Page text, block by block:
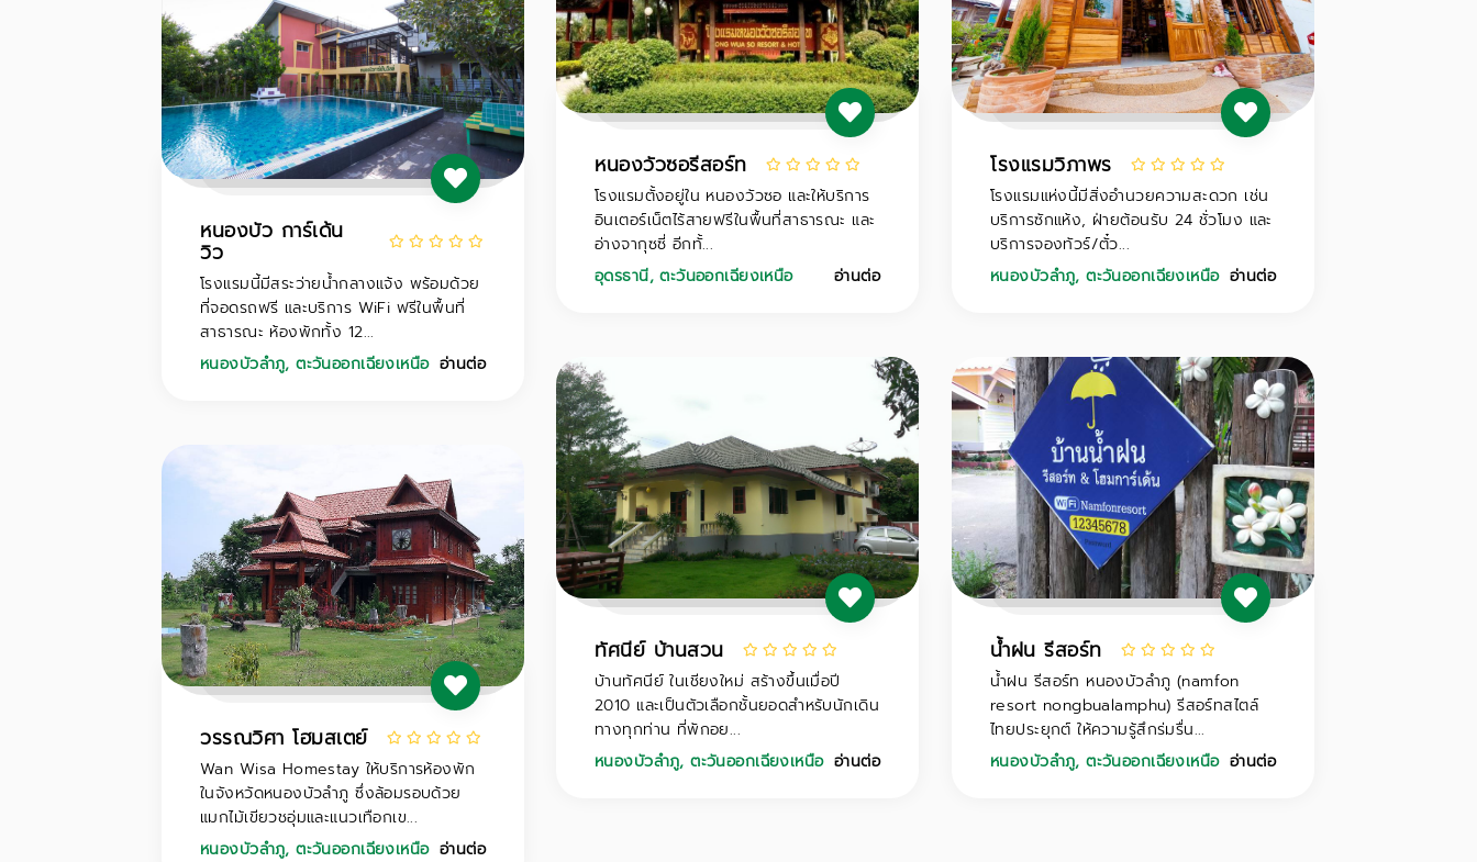
หนองวัวซอรีสอร์ท
โรงแรมตั้งอยู่ใน หนองวัวซอ และให้บริการ
อินเตอร์เน็ตไร้สายฟรีในพื้นที่สาธารณะ และ
อ่างจากุซซี่ อีกทั้...
อุดรธานี,ตะวันออกเฉียงเหนือ อ่านต่อ
โรงแรมวิภาพร
โรงแรมแห่งนี้มีสิ่งอำนวยความสะดวก เช่น
บริการซักแห้ง, ฝ่ายต้อนรับ 24 ชั่วโมง และ
บริการจองทัวร์/ตั๋ว...
หนองบัวลำภู,ตะวันออกเฉียงเหนือ อ่านต่อ
หนองบัว การ์เด้น
วิว
โรงแรมนี้มีสระว่ายน้ำกลางแจ้ง พร้อมด้วย
ที่จอดรถฟรี และบริการ WiFi ฟรีในพื้นที่
สาธารณะ ห้องพักทั้ง 12...
หนองบัวลำภู,ตะวันออกเฉียงเหนือ อ่านต่อ
ทัศนีย์ บ้านสวน
บ้านทัศนีย์ ในเชียงใหม่ สร้างขึ้นเมื่อปี
2010 และเป็นตัวเลือกชั้นยอดสำหรับนักเดิน
ทางทุกท่าน ที่พักอย...
หนองบัวลำภู,ตะวันออกเฉียงเหนือ อ่านต่อ
น้ำฝน รีสอร์ท
น้ำฝน รีสอร์ท หนองบัวลำภู (namfon
resort nongbualamphu) รีสอร์ทสไตล์
ไทยประยุกต์ ให้ความรู้สึกร่มรื่น...
หนองบัวลำภู,ตะวันออกเฉียงเหนือ อ่านต่อ
วรรณวิศา โฮมสเตย์
Wan Wisa Homestay ให้บริการห้องพัก
ในจังหวัดหนองบัวลําภู ซึ่งล้อมรอบด้วย
แมกไม้เขียวชอุ่มและแนวเทือกเข...
หนองบัวลำภู,ตะวันออกเฉียงเหนือ อ่านต่อ